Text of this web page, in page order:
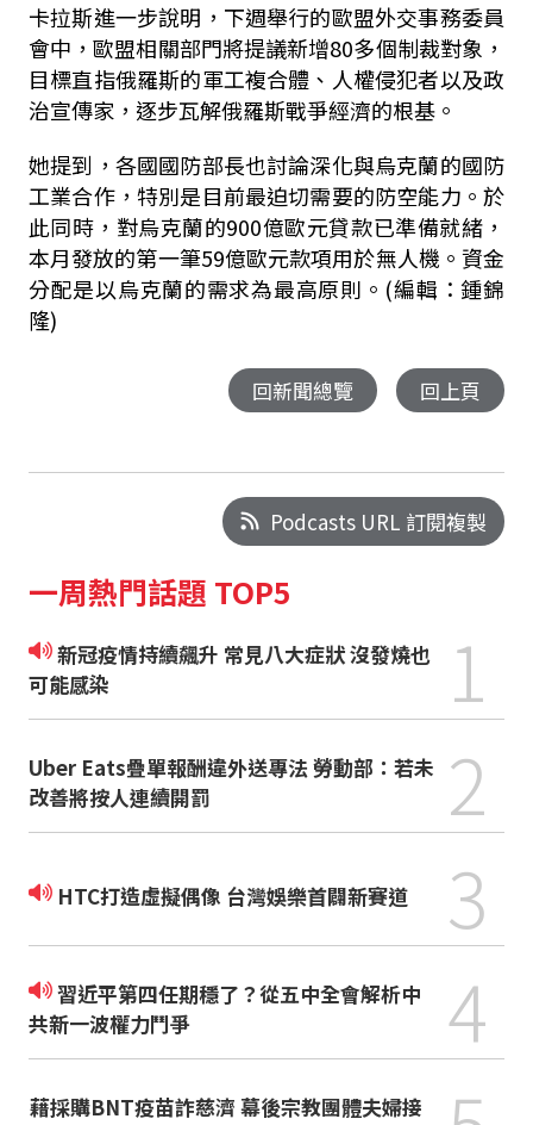
卡拉斯進一步說明，下週舉行的歐盟外交事務委員
會中，歐盟相關部門將提議新增80多個制裁對象，
目標直指俄羅斯的軍工複合體、人權侵犯者以及政
治宣傳家，逐步瓦解俄羅斯戰爭經濟的根基。
她提到，各國國防部長也討論深化與烏克蘭的國防
工業合作，特別是目前最迫切需要的防空能力。於
此同時，對烏克蘭的900億歐元貸款已準備就緒，
本月發放的第一筆59億歐元款項用於無人機。資金
分配是以烏克蘭的需求為最高原則。(編輯：鍾錦
隆)
回新聞總覽 回上頁
Podcasts URL 訂閱複製
一周熱門話題 TOP5
新冠疫情持續飆升 常見八大症狀 沒發燒也
可能感染
1
Uber Eats疊單報酬違外送專法 勞動部：若未
改善將按人連續開罰
2
HTC打造虛擬偶像 台灣娛樂首闢新賽道 3
習近平第四任期穩了？從五中全會解析中
共新一波權力鬥爭
4
藉採購BNT疫苗詐慈濟 幕後宗教團體夫婦接